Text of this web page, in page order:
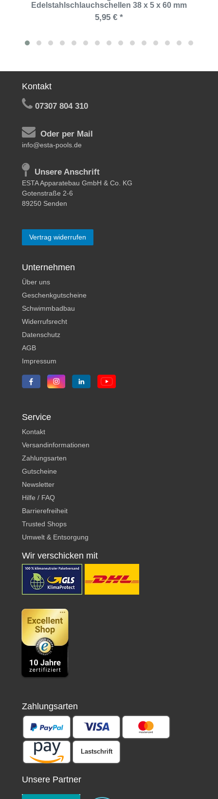
Edelstahlschlauchschellen 38 x 5 x 60 mm
5,95 € *
Kontakt
07307 804 310
Oder per Mail
info@esta-pools.de
Unsere Anschrift
ESTA Apparatebau GmbH & Co. KG
Gotenstraße 2-6
89250 Senden
Vertrag widerrufen
Unternehmen
Über uns
Geschenkgutscheine
Schwimmbadbau
Widerrufsrecht
Datenschutz
AGB
Impressum
Service
Kontakt
Versandinformationen
Zahlungsarten
Gutscheine
Newsletter
Hilfe / FAQ
Barrierefreiheit
Trusted Shops
Umwelt & Entsorgung
Wir verschicken mit
Zahlungsarten
Lastschrift
Unsere Partner